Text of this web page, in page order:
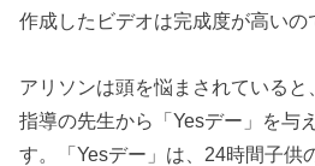
作成したビデオは完成度が高いの
アリソンは頭を悩まされている
指導の先生から「Yesデー」を与
す。「Yesデー」は、24時間子供